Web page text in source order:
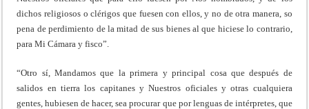
dichos religiosos o clérigos que fuesen con ellos, y no de otra manera, so
pena de perdimiento de la mitad de sus bienes al que hiciese lo contrario,
para Mi Cámara y fisco”.
“Otro sí, Mandamos que la primera y principal cosa que después de
salidos en tierra los capitanes y Nuestros oficiales y otras cualquiera
gentes, hubiesen de hacer, sea procurar que por lenguas de intérpretes, que